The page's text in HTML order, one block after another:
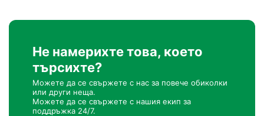
Не намерихте това, което
търсихте?
Можете да се свържете с нас за повече обиколки
или други неща.
Можете да се свържете с нашия екип за
поддръжка 24/7.